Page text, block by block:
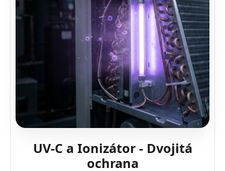
UV-C a Ionizátor - Dvojitá
ochrana